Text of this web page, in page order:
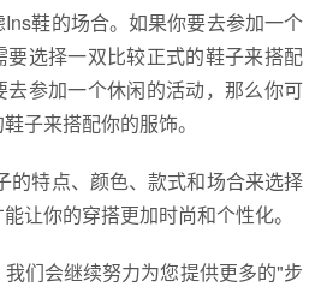
鞋的场合。如果你要去参加一个
要选择一双比较正式的鞋子来搭配
参加一个休闲的活动，那么你可
子来搭配你的服饰。
的特点、颜色、款式和场合来选择
让你的穿搭更加时尚和个性化。
们会继续努力为您提供更多的"步